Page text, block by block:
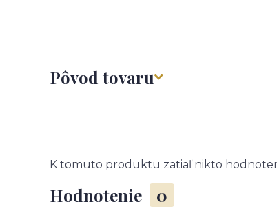
Pôvod tovaru
Hodnotenie 0
K tomuto produktu zatiaľ nikto